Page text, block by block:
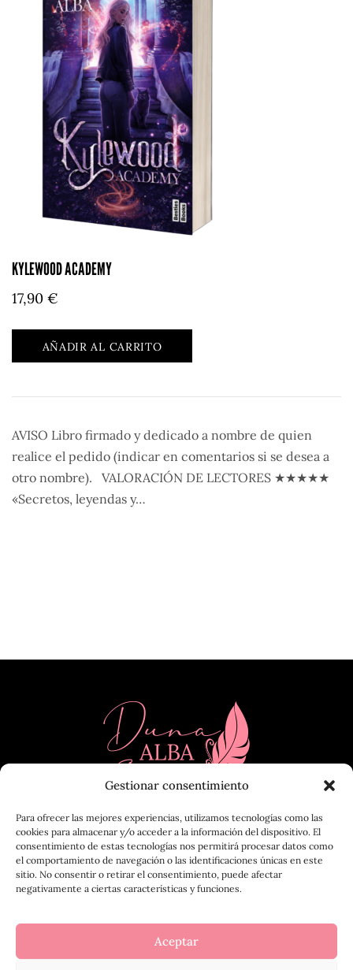
Gestionar consentimiento
Para ofrecer las mejores experiencias, utilizamos tecnologías como las
cookies para almacenar y/o acceder a la información del dispositivo. El
consentimiento de estas tecnologías nos permitirá procesar datos como
el comportamiento de navegación o las identificaciones únicas en este
sitio. No consentir o retirar el consentimiento, puede afectar
negativamente a ciertas características y funciones.
Aceptar
KYLEWOOD ACADEMY
17,90 €
AÑADIR AL CARRITO
AVISO Libro firmado y dedicado a nombre de quien
realice el pedido (indicar en comentarios si se desea a
otro nombre). VALORACIÓN DE LECTORES ★★★★★
«Secretos, leyendas y…
Copyright © 2026 Duna Alba -Política de privacidad